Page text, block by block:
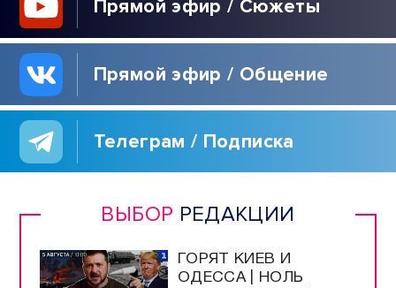
Прямой эфир / Сюжеты
Прямой эфир / Общение
Телеграм / Подписка
ВЫБОР РЕДАКЦИИ
ГОРЯТ КИЕВ И
ОДЕССА | НОЛЬ